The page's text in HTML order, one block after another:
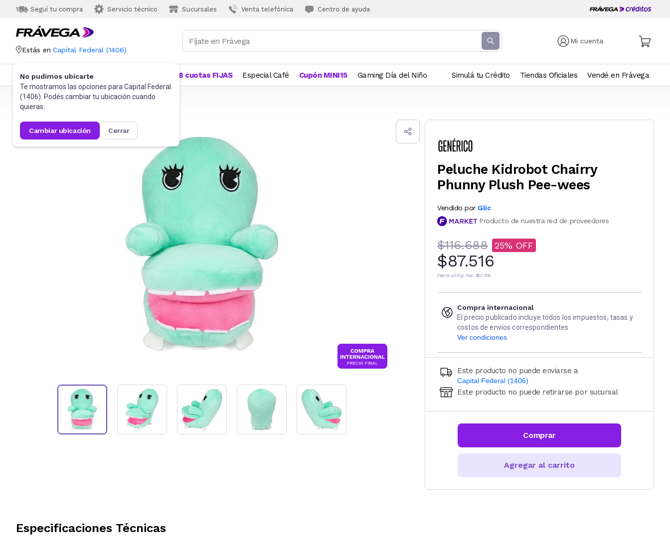
Seguí tu compra Servicio técnico Sucursales Venta telefónica Centro de ayuda
Mi cuenta
Estás en Capital Federal (1406)
No pudimos ubicarte
Te mostramos las opciones para Capital Federal
(1406). Podés cambiar tu ubicación cuando
quieras.
cambiar ubicación cerrar
Categorías Más Vendidos 18 cuotas FIJAS Especial Café Cupón MINI15 Gaming Día del Niño Simulá tu Crédito Tiendas Oficiales Vendé en Frávega
Frávega Juguetes y Juegos Peluches y Muñecos
Peluche Kidrobot Chairry
Phunny Plush Pee-wees
Vendido por Glic
Producto de nuestra red de proveedores
$116.688 25
$87.516
Precio s/imp. nac. $87.516
Compra internacional
El precio publicado incluye todos los impuestos, tasas y
costos de envíos correspondientes
Ver condiciones
Este producto no puede enviarse a
Capital Federal (1406)
Ingresá código postal (sólo números)
CALCULAR
Este producto no puede retirarse por sucursal
Comprar
Agregar al carrito
Especificaciones Técnicas